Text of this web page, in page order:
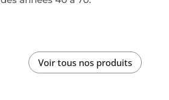
Voir tous nos produits